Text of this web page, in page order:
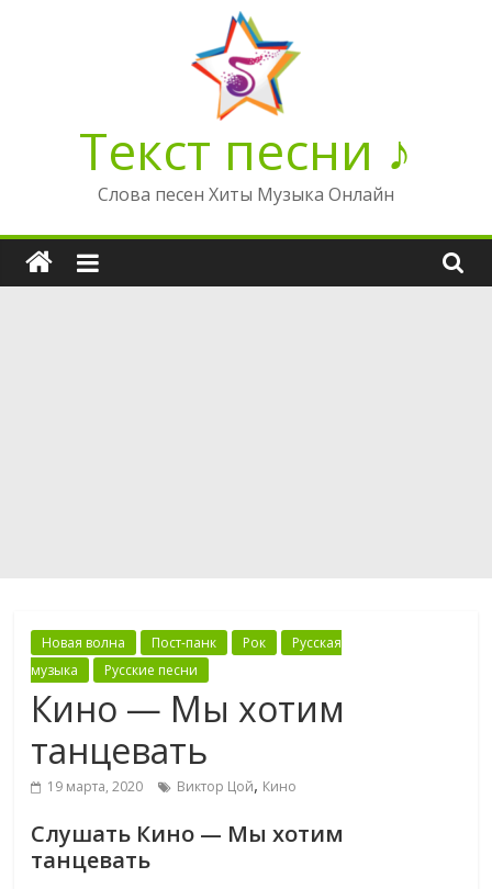
Текст песни ♪
Слова песен Хиты Музыка Онлайн
Новая волна Пост-панк Рок
Русская
музыка
Русские песни
Кино — Мы хотим
танцевать
19 марта, 2020 Виктор Цой, Кино
Слушать Кино — Мы хотим
танцевать